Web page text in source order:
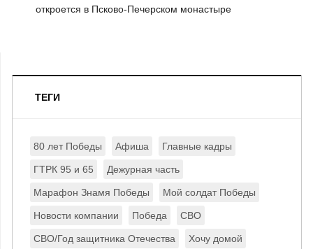
откроется в Псково-Печерском монастыре
ТЕГИ
80 лет Победы Афиша Главные кадры
ГТРК 95 и 65 Дежурная часть
Марафон Знамя Победы Мой солдат Победы
Новости компании Победа СВО
СВО/Год защитника Отечества Хочу домой